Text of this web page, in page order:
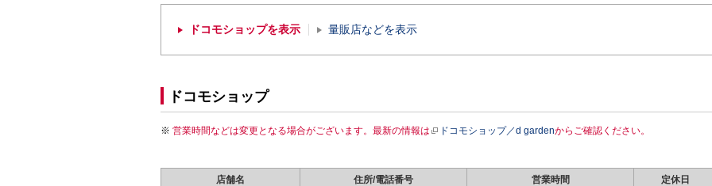
ドコモショップを表示 量販店などを表示
ドコモショップ
営業時間などは変更となる場合がございます。最新の情報は ドコモショップ／d gardenからご確認ください。
店舗名 住所/電話番号 営業時間 定休日